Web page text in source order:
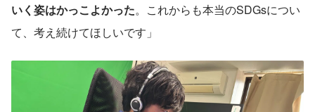
いく姿はかっこよかった。これからも本当のSDGsについ
て、考え続けてほしいです」